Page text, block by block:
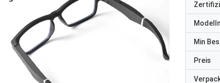
Min
Preis